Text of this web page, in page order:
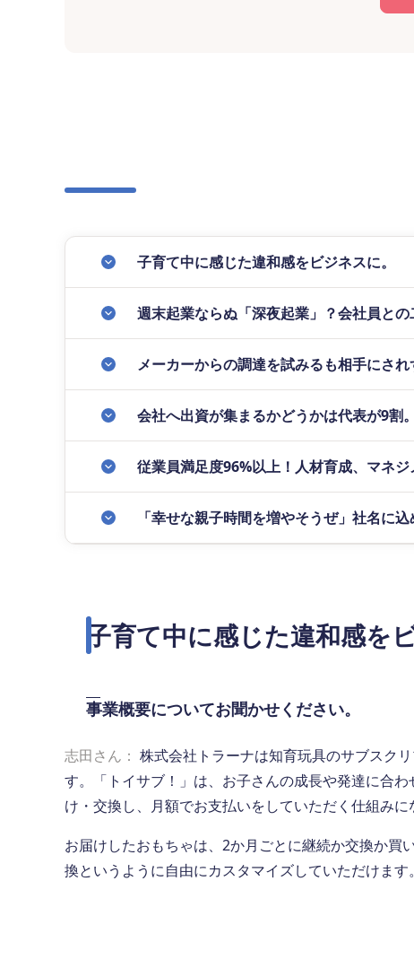
子育て中に感じた違和感をビジネスに。
週末起業ならぬ「深夜起業」？会社員と
メーカーからの調達を試みるも相手にさ
会社へ出資が集まるかどうかは代表が9割
従業員満足度96%以上！人材育成、マネジ
「幸せな親子時間を増やそうぜ」社名に込
子育て中に感じた違和感を
事業概要についてお聞かせください。
志田さん： 株式会社トラーナは知育玩具のサブスク
す。「トイサブ！」は、お子さんの成長や発達に合
け・交換し、月額でお支払いをしていただく仕組みに
お届けしたおもちゃは、2か月ごとに継続か交換か買
換というように自由にカスタマイズしていただけます。